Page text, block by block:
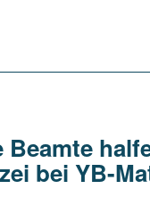
Beamte
bei YB-